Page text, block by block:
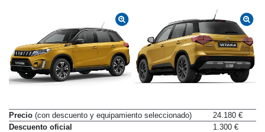
Precio (con descuento y equipamiento seleccionado)
24.180 €
Descuento oficial
1.300 €